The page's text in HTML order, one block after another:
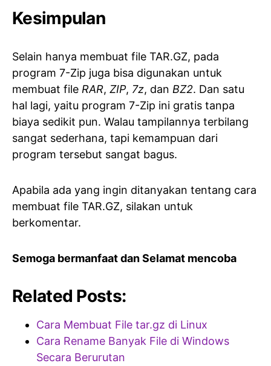
Kesimpulan
Selain hanya membuat file TAR.GZ, pada
program 7-Zip juga bisa digunakan untuk
membuat file RAR, ZIP, 7z, dan BZ2. Dan satu
hal lagi, yaitu program 7-Zip ini gratis tanpa
biaya sedikit pun. Walau tampilannya terbilang
sangat sederhana, tapi kemampuan dari
program tersebut sangat bagus.
Apabila ada yang ingin ditanyakan tentang cara
membuat file TAR.GZ, silakan untuk
berkomentar.
Semoga bermanfaat dan Selamat mencoba
Related Posts:
Cara Membuat File tar.gz di Linux
Cara Rename Banyak File di Windows
Secara Berurutan